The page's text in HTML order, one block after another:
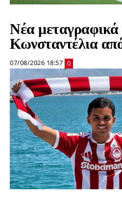
Νέα μεταγραφικά
Κωνσταντέλια
07/08/2026 18:57 0